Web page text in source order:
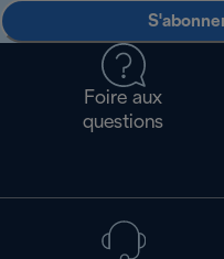
Foire aux
questions